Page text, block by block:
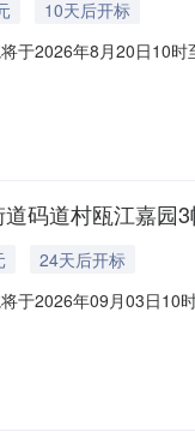
10天后开标
于2026年8月20日10
证金2000元，增价幅
码道村瓯江嘉园
24天后开标
于2026年09月03日10
证号：浙（2020）永